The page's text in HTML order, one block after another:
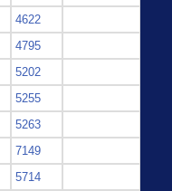
4622
4795
5202
5255
5263
7149
5714